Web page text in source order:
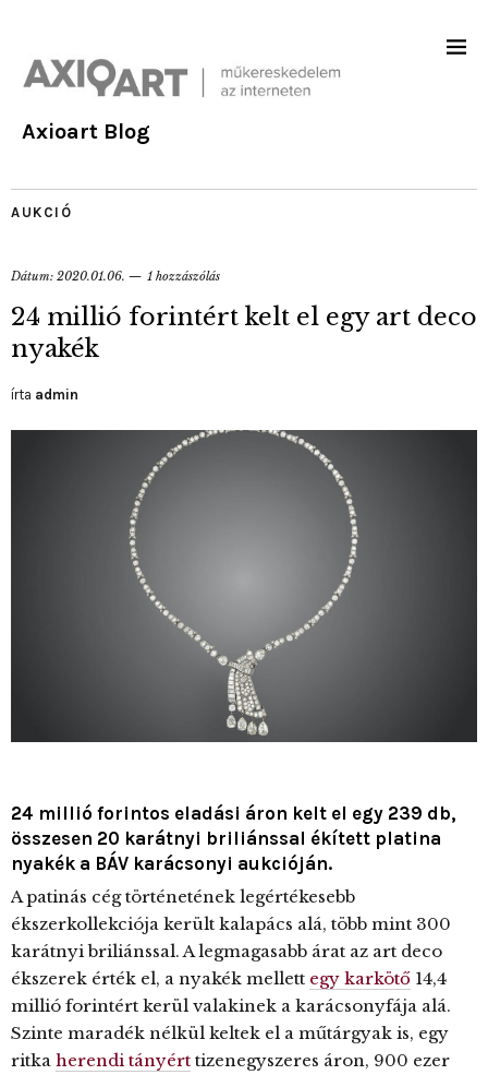
Axioart Blog
AUKCIÓ
Dátum: 2020.01.06. 1 hozzászólás
24 millió forintért kelt el egy art deco
nyakék
írta admin
24 millió forintos eladási áron kelt el egy 239 db,
összesen 20 karátnyi briliánssal ékített platina
nyakék a BÁV karácsonyi aukcióján.
A patinás cég történetének legértékesebb
ékszerkollekciója került kalapács alá, több mint 300
karátnyi briliánssal. A legmagasabb árat az art deco
ékszerek érték el, a nyakék mellett egy karkötő 14,4
millió forintért kerül valakinek a karácsonyfája alá.
Szinte maradék nélkül keltek el a műtárgyak is, egy
ritka herendi tányért tizenegyszeres áron, 900 ezer